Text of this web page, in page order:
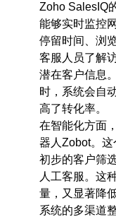
Zoho SalesIQ
能够实时监控
停留时间、浏
客服人员了解
潜在客户信息
时，系统会自
高了转化率。
在智能化方面
器人Zobot。
初步的客户筛
人工客服。这
量，又显著降
系统的多渠道